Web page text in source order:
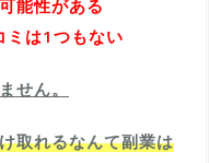
能性がある
ミは1つもない
せん。
取れるなんて副業は